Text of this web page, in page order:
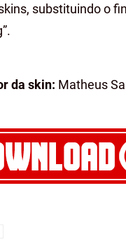
substituindo o
da skin: Matheus